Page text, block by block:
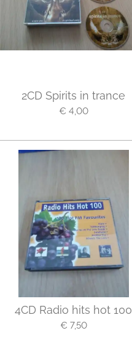
2CD Spirits in trance
€ 4,00
4CD Radio hits hot 100
€ 7,50